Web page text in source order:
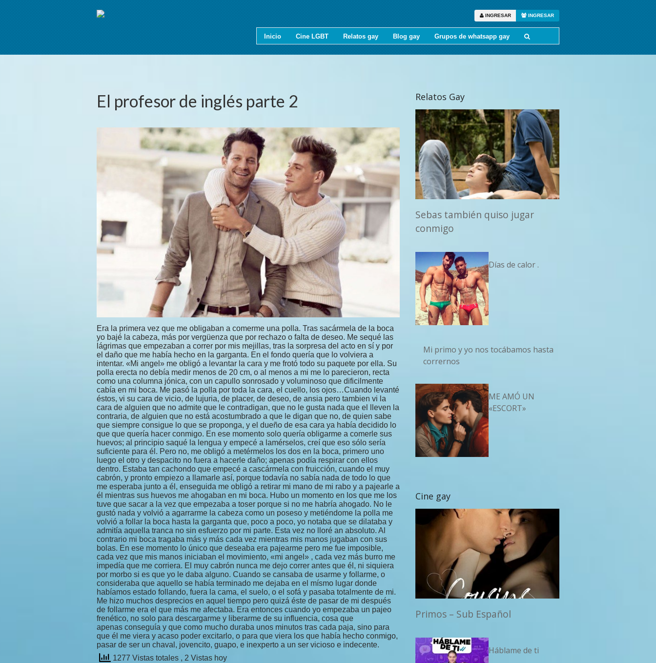
INGRESAR INGRESAR
Inicio Cine LGBT Relatos gay Blog gay Grupos de whatsapp gay
El profesor de inglés parte 2
Era la primera vez que me obligaban a comerme una polla. Tras sacármela de la boca
yo bajé la cabeza, más por vergüenza que por rechazo o falta de deseo. Me sequé las
lágrimas que empezaban a correr por mis mejillas, tras la sorpresa del acto en sí y por
el daño que me había hecho en la garganta. En el fondo quería que lo volviera a
intentar. «Mi angel» me obligó a levantar la cara y me frotó todo su paquete por ella. Su
polla erecta no debía medir menos de 20 cm, o al menos a mi me lo parecieron, recta
como una columna jónica, con un capullo sonrosado y voluminoso que dificilmente
cabía en mi boca. Me pasó la polla por toda la cara, el cuello, los ojos…Cuando levanté
éstos, vi su cara de vicio, de lujuria, de placer, de deseo, de ansia pero tambien vi la
cara de alguien que no admite que le contradigan, que no le gusta nada que el lleven la
contraria, de alguien que no está acostumbrado a que le digan que no, de quien sabe
que siempre consigue lo que se proponga, y el dueño de esa cara ya había decidido lo
que que quería hacer conmigo. En ese momento solo quería obligarme a comerle sus
huevos; al principio saqué la lengua y empecé a lamérselos, creí que eso sólo sería
suficiente para él. Pero no, me obligó a metérmelos los dos en la boca, primero uno
luego el otro y despacito no fuera a hacerle daño; apenas podía respirar con ellos
dentro. Estaba tan cachondo que empecé a cascármela con fruicción, cuando el muy
cabrón, y pronto empiezo a llamarle así, porque todavía no sabía nada de todo lo que
me esperaba junto a él, enseguida me obligó a retirar mi mano de mi rabo y a pajearle a
él mientras sus huevos me ahogaban en mi boca. Hubo un momento en los que me los
tuve que sacar a la vez que empezaba a toser porque si no me habría ahogado. No le
gustó nada y volvió a agarrarme la cabeza como un poseso y metiéndome la polla me
volvió a follar la boca hasta la garganta que, poco a poco, yo notaba que se dilataba y
admitía aquella tranca no sin esfuerzo por mi parte. Esta vez no lloré an absoluto. Al
contrario mi boca tragaba más y más cada vez mientras mis manos jugaban con sus
bolas. En ese momento lo único que deseaba era pajearme pero me fue imposible,
cada vez que mis manos iniciaban el movimiento, «mi angel» , cada vez más burro me
impedía que me corriera. El muy cabrón nunca me dejo correr antes que él, ni siquiera
por morbo si es que yo le daba alguno. Cuando se cansaba de usarme y follarme, o
consideraba que aquello se había terminado me dejaba en el mísmo lugar donde
habíamos estado follando, fuera la cama, el suelo, o el sofá y pasaba totalmente de mi.
Me hizo muchos desprecios en aquel tiempo pero quizá éste de pasar de mi después
de follarme era el que más me afectaba. Era entonces cuando yo empezaba un pajeo
frenético, no solo para descargarme y liberarme de su influencia, cosa que
apenas conseguía y que como mucho duraba unos minutos tras cada paja, sino para
que él me viera y acaso poder excitarlo, o para que viera los que había hecho conmigo,
pasar de ser un chaval, jovencito, guapo, e inexperto a un ser vicioso e indecente.
1277 Vistas totales , 2 Vistas hoy
Relatos Gay
Sebas también quiso jugar
conmigo
Días de calor .
Mi primo y yo nos tocábamos hasta
corrernos
ME AMÓ UN
«ESCORT»
Cine gay
Primos – Sub Español
Háblame de ti